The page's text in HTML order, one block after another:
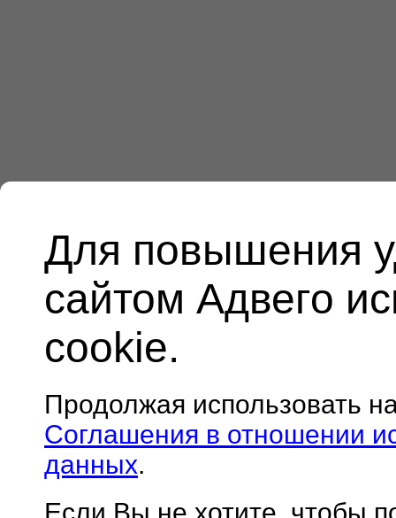
Для повышения
сайтом Адвего
cookie.
Продолжая использовать
Соглашения в отношении
данных.